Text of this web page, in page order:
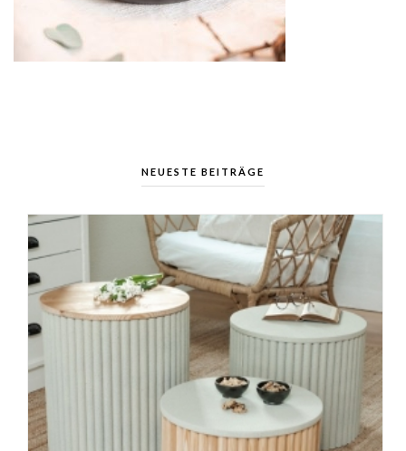
NEUESTE BEITRÄGE